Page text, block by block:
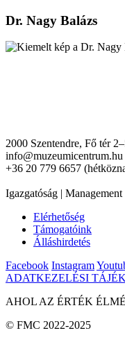
Dr. Nagy Balázs
2000 Szentendre, Fő tér
info@muzeumicentrum.hu
+36 20 779 6657
Igazgatóság |
Elérhetőség
Támogatóink
Álláshirdetés
Facebook Instagram
ADATKEZELÉSI
AHOL AZ ÉRTÉK
© FMC 2022-2025